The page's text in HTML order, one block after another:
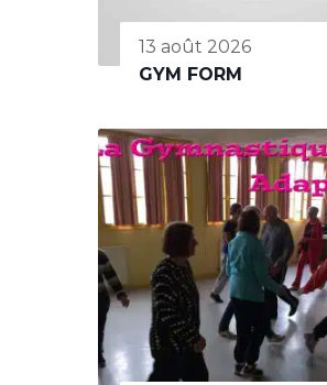
13 août 2026
GYM FORM